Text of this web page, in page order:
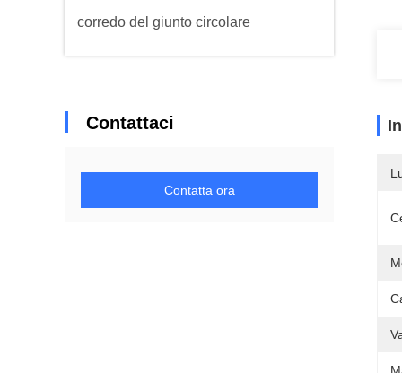
corredo del giunto circolare
Contattaci
Contatta ora